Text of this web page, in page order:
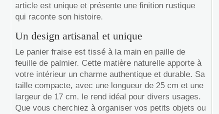
article est unique et présente une finition rustique
qui raconte son histoire.
Un design artisanal et unique
Le panier fraise est tissé à la main en paille de
feuille de palmier. Cette matière naturelle apporte à
votre intérieur un charme authentique et durable. Sa
taille compacte, avec une longueur de 25 cm et une
largeur de 17 cm, le rend idéal pour divers usages.
Que vous cherchiez à organiser vos petits objets ou